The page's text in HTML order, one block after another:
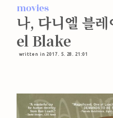
movies
나, 다니엘 블
el Blake
written in 2017. 5. 28. 21:01